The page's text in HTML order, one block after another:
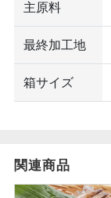
主原料
最終加工地
箱サイズ
関連商品